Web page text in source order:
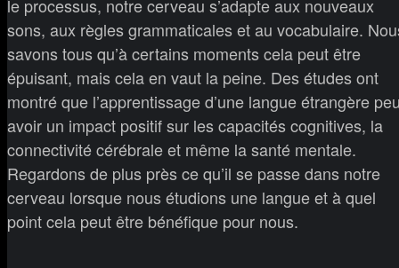
le processus, notre cerveau s’adapte aux nouveaux
sons, aux règles grammaticales et au vocabulaire.
savons tous qu’à certains moments cela peut être
épuisant, mais cela en vaut la peine. Des études ont
montré que l’apprentissage d’une langue étrangère
avoir un impact positif sur les capacités cognitives, la
connectivité cérébrale et même la santé mentale.
Regardons de plus près ce qu’il se passe dans notre
cerveau lorsque nous étudions une langue et à quel
point cela peut être bénéfique pour nous.